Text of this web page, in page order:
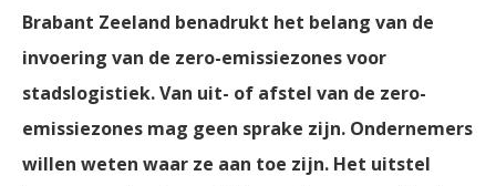
Brabant Zeeland benadrukt het belang van de
invoering van de zero-emissiezones voor
stadslogistiek. Van uit- of afstel van de zero-
emissiezones mag geen sprake zijn. Ondernemers
willen weten waar ze aan toe zijn. Het uitstel